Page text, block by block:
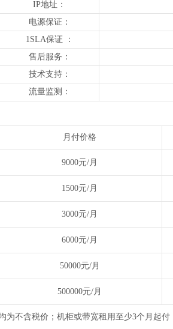
IP地址：
电源保证：
1SLA保证 ：
售后服务：
技术支持：
流量监测：
月付价格
9000元/月
1500元/月
3000元/月
6000元/月
50000元/月
500000元/月
为不含税价；机柜或带宽租用至少3个月起付